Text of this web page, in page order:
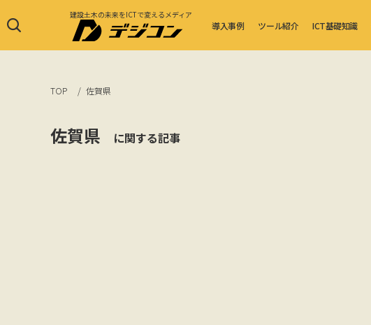
建設土木の未来をICTで変えるメディア
導入事例 ツール紹介 ICT基礎知識
TOP 佐賀県
佐賀県 に関する記事